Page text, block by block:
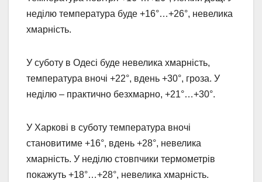
неділю температура буде +16°…+26°, невелика
хмарність.
У суботу в Одесі буде невелика хмарність,
температура вночі +22°, вдень +30°, гроза. У
неділю – практично безхмарно, +21°…+30°.
У Харкові в суботу температура вночі
становитиме +16°, вдень +28°, невелика
хмарність. У неділю стовпчики термометрів
покажуть +18°…+28°, невелика хмарність.